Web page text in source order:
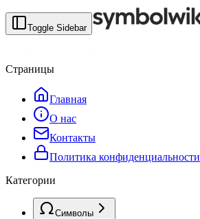
Toggle Sidebar
Страницы
Главная
О нас
Контакты
Политика конфиденциальности
Категории
Символы